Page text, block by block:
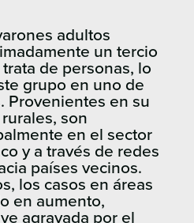
adultos
un tercio
de personas, lo
grupo en uno de
Provenientes en su
son
en el sector
y a través de redes
países vecinos.
los casos en áreas
en aumento,
agravada por el